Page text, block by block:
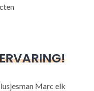
Marc elk